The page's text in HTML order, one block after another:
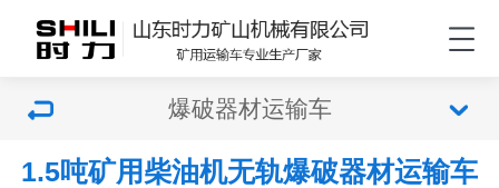
爆破器材运输车
1.5吨矿用柴油机无轨爆破器材运输车